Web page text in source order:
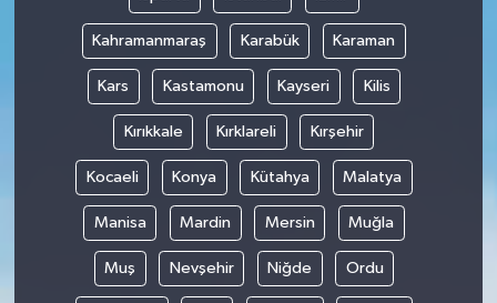
Kahramanmaraş Karabük Karaman
Kars Kastamonu Kayseri Kilis
Kırıkkale Kırklareli Kırşehir
Kocaeli Konya Kütahya Malatya
Manisa Mardin Mersin Muğla
Muş Nevşehir Niğde Ordu